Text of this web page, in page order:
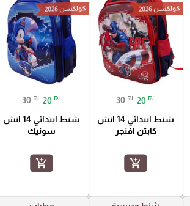
كولكشن 2026
30 ₪ 20 ₪
شنط ابتدائي 14 انش
كابتن افنجر
add_shopping_cart
كولكشن 2026
30 ₪ 20 ₪
شنط ابتدائي 14 انش
سونيك
add_shopping_cart